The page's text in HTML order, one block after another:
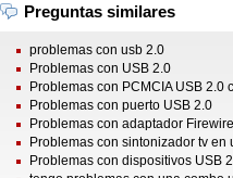
Preguntas similares
problemas con usb 2.0
Problemas con USB 2.0
Problemas con PCMCIA USB 2.0
Problemas con puerto USB 2.0
Problemas con adaptador
Problemas con sintonizador tv en
Problemas con dispositivos USB